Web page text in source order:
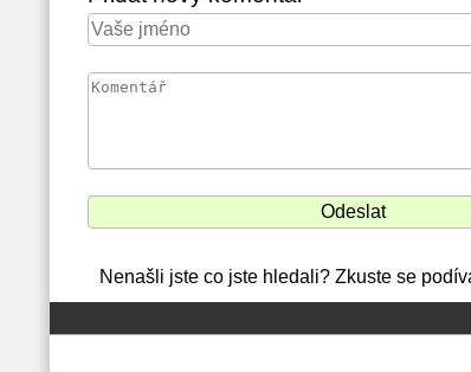
Nenašli jste co jste hledali? Zkuste se